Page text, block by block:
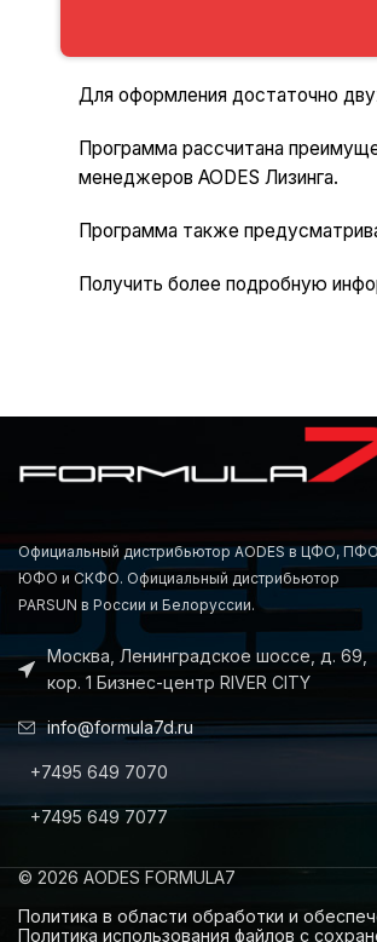
Для оформления достаточно
Программа рассчитана
менеджеров AODES Лизинга.
Программа также
Получить более подробную
Официальный дистрибьютор AODES в ЦФО,
ЮФО и СКФО. Официальный дистрибьютор
PARSUN в России и Белоруссии.
Москва, Ленинградское шоссе, д. 69,
кор. 1 Бизнес-центр RIVER CITY
info@formula7d.ru
+7495 649 7070
+7495 649 7077
© 2026 AODES FORMULA7
Политика в области обработки и
Политика использования файлов с